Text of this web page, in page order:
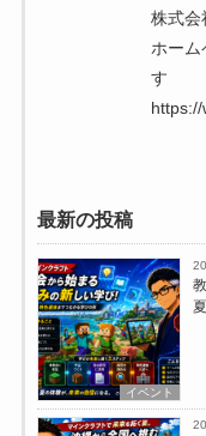
株式会
ホーム
す
最新の投稿
イベント